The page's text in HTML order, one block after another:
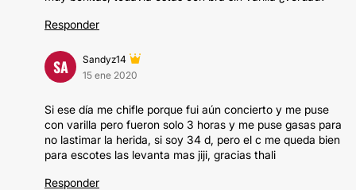
Responder
SA
Sandyz14
15 ene 2020
Si ese día me chifle porque fui aún concierto y me puse
con varilla pero fueron solo 3 horas y me puse gasas para
no lastimar la herida, si soy 34 d, pero el c me queda bien
para escotes las levanta mas jiji, gracias thali
Responder